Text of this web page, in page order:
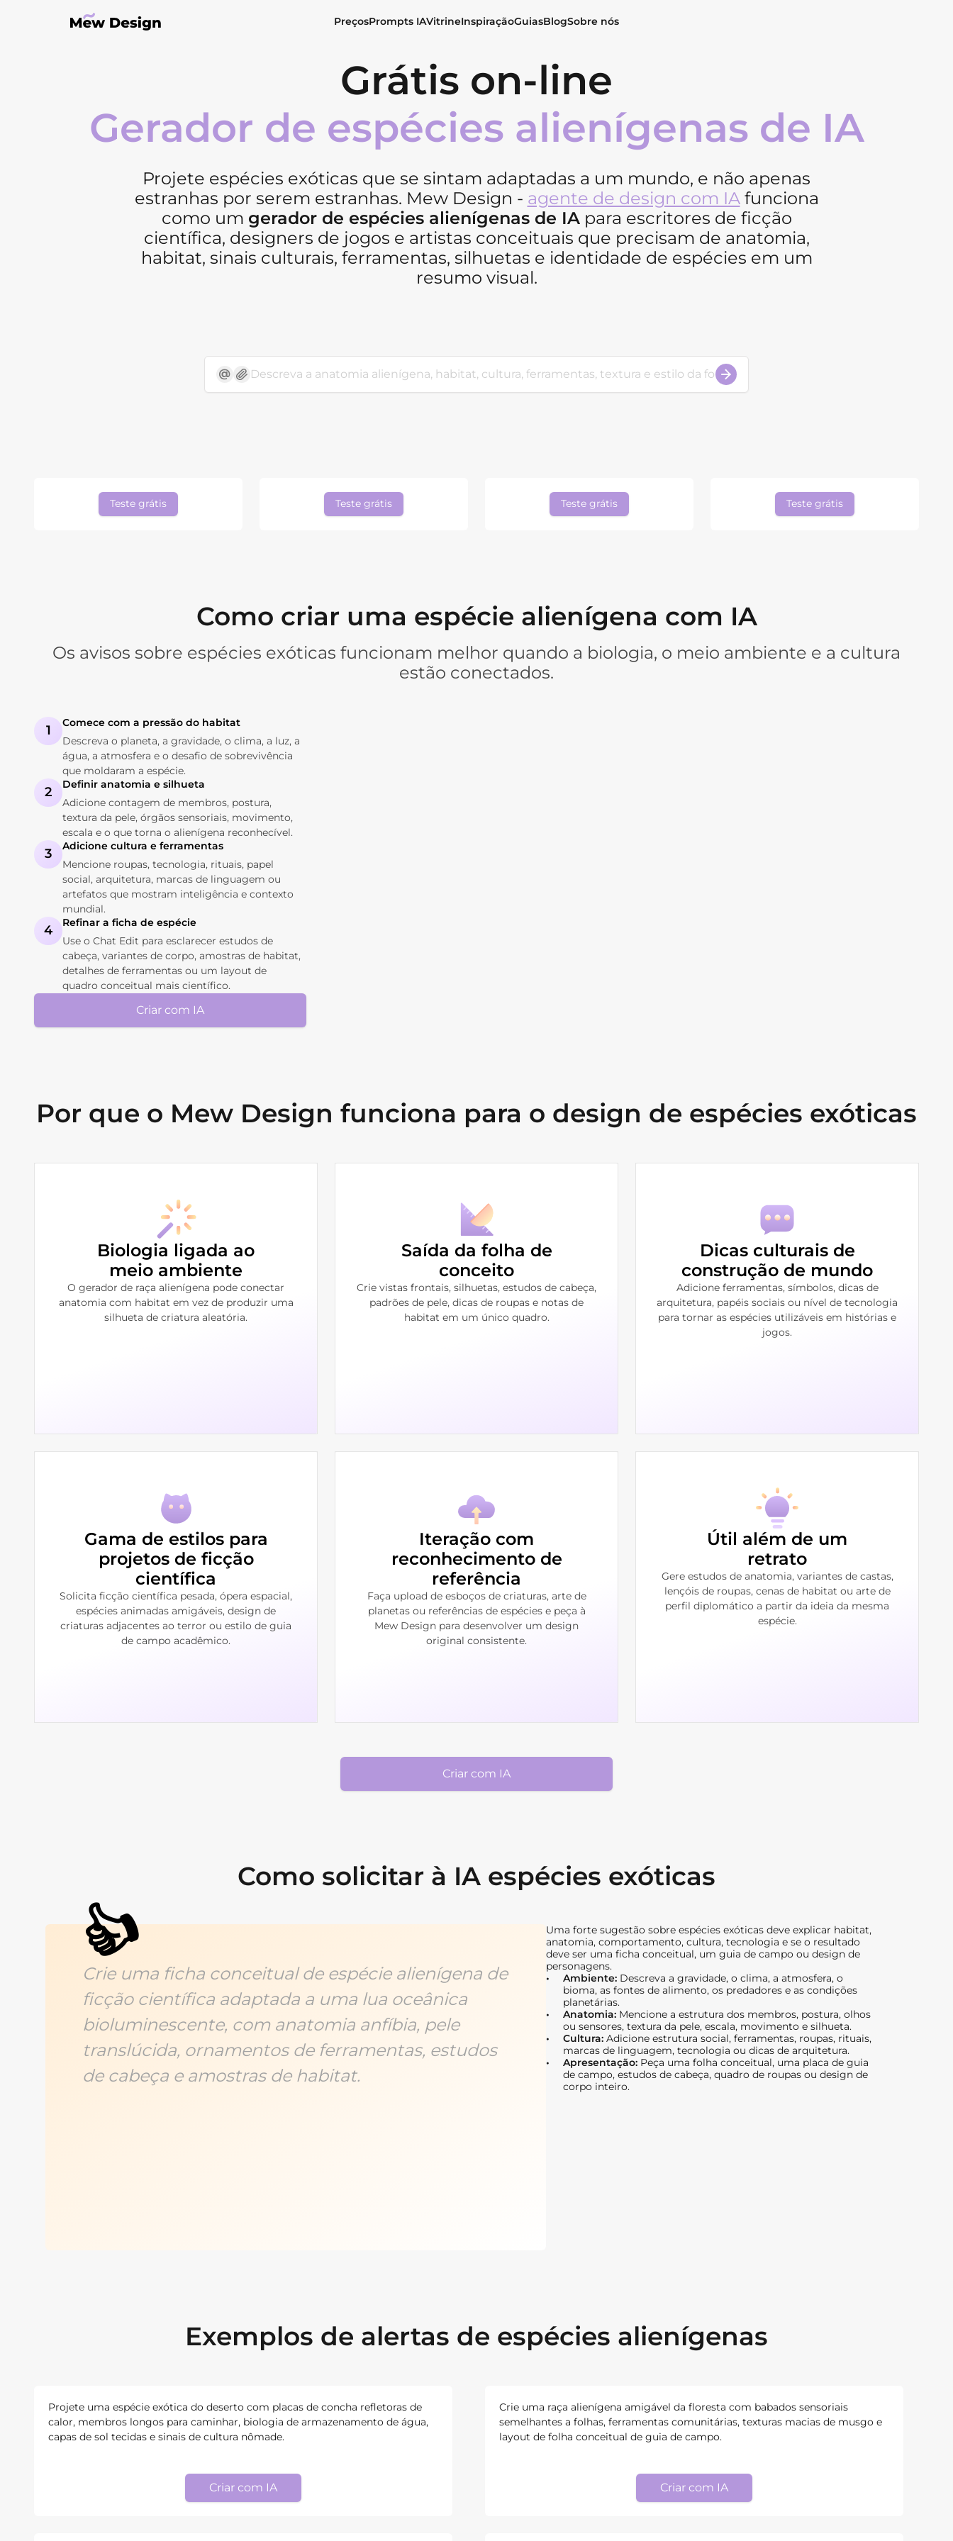
PreçosPrompts IAVitrineInspiraçãoGuiasBlogSobre nós
Grátis on-line
Gerador de espécies alienígenas de IA
Projete espécies exóticas que se sintam adaptadas a um mundo, e não apenas
estranhas por serem estranhas. Mew Design - agente de design com IAfunciona
como um gerador de espécies alienígenas de IApara escritores de ficção
científica, designers de jogos e artistas conceituais que precisam de anatomia,
habitat, sinais culturais, ferramentas, silhuetas e identidade de espécies em um
resumo visual.
Teste grátis Teste grátis Teste grátis Teste grátis
Como criar uma espécie alienígena com IA
Os avisos sobre espécies exóticas funcionam melhor quando a biologia, o meio ambiente e a cultura
estão conectados.
1
Comece com a pressão do habitat
Descreva o planeta, a gravidade, o clima, a luz, a
água, a atmosfera e o desafio de sobrevivência
que moldaram a espécie.
2
Definir anatomia e silhueta
Adicione contagem de membros, postura,
textura da pele, órgãos sensoriais, movimento,
escala e o que torna o alienígena reconhecível.
3
Adicione cultura e ferramentas
Mencione roupas, tecnologia, rituais, papel
social, arquitetura, marcas de linguagem ou
artefatos que mostram inteligência e contexto
mundial.
4
Refinar a ficha de espécie
Use o Chat Edit para esclarecer estudos de
cabeça, variantes de corpo, amostras de habitat,
detalhes de ferramentas ou um layout de
quadro conceitual mais científico.
Criar com IA
Por que o Mew Design funciona para o design de espécies exóticas
Biologia ligada ao
meio ambiente
O gerador de raça alienígena pode conectar
anatomia com habitat em vez de produzir uma
silhueta de criatura aleatória.
Saída da folha de
conceito
Crie vistas frontais, silhuetas, estudos de cabeça,
padrões de pele, dicas de roupas e notas de
habitat em um único quadro.
Dicas culturais de
construção de mundo
Adicione ferramentas, símbolos, dicas de
arquitetura, papéis sociais ou nível de tecnologia
para tornar as espécies utilizáveis ​​em histórias e
jogos.
Gama de estilos para
projetos de ficção
científica
Solicita ficção científica pesada, ópera espacial,
espécies animadas amigáveis, design de
criaturas adjacentes ao terror ou estilo de guia
de campo acadêmico.
Iteração com
reconhecimento de
referência
Faça upload de esboços de criaturas, arte de
planetas ou referências de espécies e peça à
Mew Design para desenvolver um design
original consistente.
Útil além de um
retrato
Gere estudos de anatomia, variantes de castas,
lençóis de roupas, cenas de habitat ou arte de
perfil diplomático a partir da ideia da mesma
espécie.
Criar com IA
Como solicitar à IA espécies exóticas
Crie uma ficha conceitual de espécie alienígena de
ficção científica adaptada a uma lua oceânica
bioluminescente, com anatomia anfíbia, pele
translúcida, ornamentos de ferramentas, estudos
de cabeça e amostras de habitat.
👍
Uma forte sugestão sobre espécies exóticas deve explicar habitat,
anatomia, comportamento, cultura, tecnologia e se o resultado
deve ser uma ficha conceitual, um guia de campo ou design de
personagens.
Ambiente: Descreva a gravidade, o clima, a atmosfera, o
bioma, as fontes de alimento, os predadores e as condições
planetárias.
Anatomia: Mencione a estrutura dos membros, postura, olhos
ou sensores, textura da pele, escala, movimento e silhueta.
Cultura: Adicione estrutura social, ferramentas, roupas, rituais,
marcas de linguagem, tecnologia ou dicas de arquitetura.
Apresentação: Peça uma folha conceitual, uma placa de guia
de campo, estudos de cabeça, quadro de roupas ou design de
corpo inteiro.
Exemplos de alertas de espécies alienígenas
Projete uma espécie exótica do deserto com placas de concha refletoras de
calor, membros longos para caminhar, biologia de armazenamento de água,
capas de sol tecidas e sinais de cultura nômade.
Criar com IA
Crie uma raça alienígena amigável da floresta com babados sensoriais
semelhantes a folhas, ferramentas comunitárias, texturas macias de musgo e
layout de folha conceitual de guia de campo.
Criar com IA